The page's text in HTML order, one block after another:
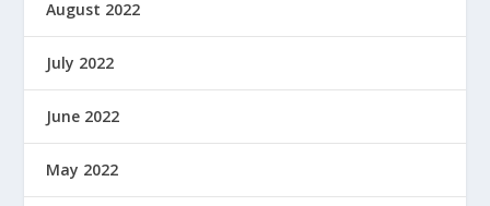
August 2022
July 2022
June 2022
May 2022